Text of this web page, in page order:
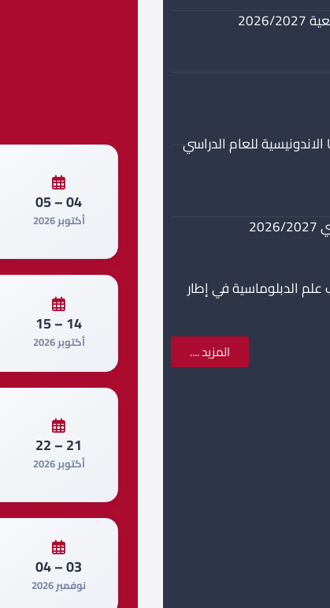
برنامج منحة جزئية مستوى ماستر في جامعة UMPWR الاندونيسية للعام الدراسي
الدبلوماسية في إطار
المزيد ....
04 – 05
أكتوبر 2026
14 – 15
أكتوبر 2026
21 – 22
أكتوبر 2026
03 – 04
نوفمبر 2026